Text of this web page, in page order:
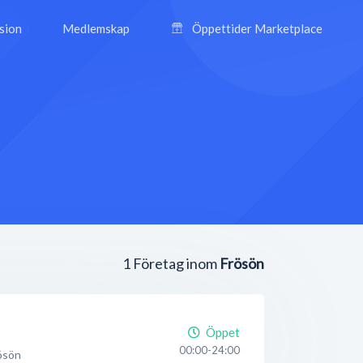
Medlemskap Öppettider Marketplace
1 Företag inom Frösön
Öppet
00:00-24:00